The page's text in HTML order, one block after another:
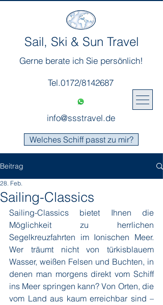
Sail, Ski & Sun Travel
Gerne berate ich Sie persönlich!
Tel.0172/8142687
info@ssstravel.de
Welches Schiff passt zu mir?
Beitrag
Sailing-Classics
28. Feb.
Sailing-Classics bietet Ihnen die
Möglichkeit zu herrlichen
Segelkreuzfahrten im Ionischen Meer.
Wer träumt nicht von türkisblauem
Wasser, weißen Felsen und Buchten, in
denen man morgens direkt vom Schiff
ins Meer springen kann? Von Orten, die
vom Land aus kaum erreichbar sind –